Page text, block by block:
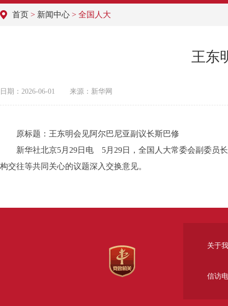
首页 > 新闻中心 > 全国人大
王东
日期：2026-06-01 来源：新华网
原标题：王东明会见阿尔巴尼亚副议长斯巴修
新华社北京5月29日电 5月29日，全国人大常委会副委员长
构交往等共同关心的议题深入交换意见。
关于
信访